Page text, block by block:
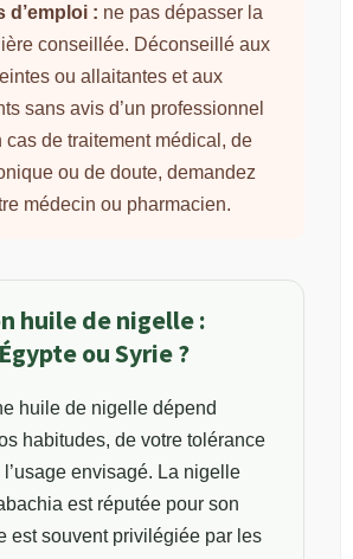
d’emploi : ne pas dépasser la
conseillée. Déconseillé aux
ou allaitantes et aux
sans avis d’un professionnel
cas de traitement médical, de
ou de doute, demandez
médecin ou pharmacien.
huile de nigelle :
ou Syrie ?
huile de nigelle dépend
habitudes, de votre tolérance
envisagé. La nigelle
est réputée pour son
est souvent privilégiée par les